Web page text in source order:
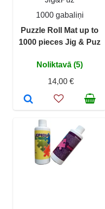
1000 gabaliņi
Puzzle Roll Mat up to
1000 pieces Jig & Puz
Noliktavā (5)
14,00 €